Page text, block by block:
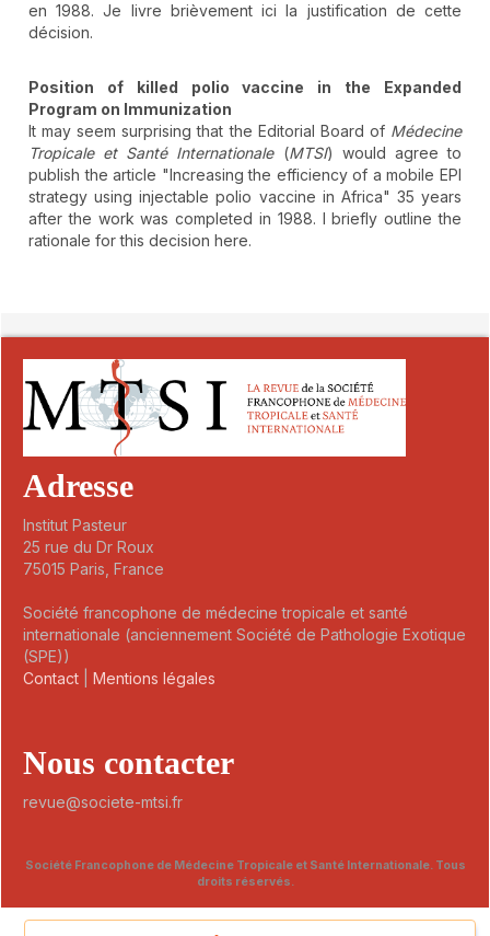
en 1988. Je livre brièvement ici la justification de cette
décision.
Position of killed polio vaccine in the Expanded
Program on Immunization
It may seem surprising that the Editorial Board of Médecine
Tropicale et Santé Internationale(MTSI) would agree to
publish the article "Increasing the efficiency of a mobile EPI
strategy using injectable polio vaccine in Africa" 35 years
after the work was completed in 1988. I briefly outline the
rationale for this decision here.
Adresse
Institut Pasteur
25 rue du Dr Roux
75015 Paris, France
Société francophone de médecine tropicale et santé
internationale (anciennement Société de Pathologie Exotique
(SPE))
Contact
Mentions légales
Nous contacter
revue@societe-mtsi.fr
Société Francophone de Médecine Tropicale et Santé Internationale. Tous
droits réservés.